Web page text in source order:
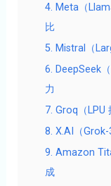
4. Meta（
比
5. Mistral（
6. DeepSeek
力
7. Groq（LPU
8. X.AI（
9. Amazon
成